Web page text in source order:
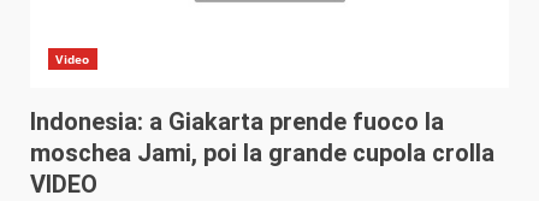
Video
Indonesia: a Giakarta prende fuoco la
moschea Jami, poi la grande cupola crolla
VIDEO